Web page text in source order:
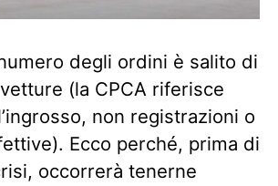
degli ordini è salito di
(la CPCA riferisce
non registrazioni o
Ecco perché, prima di
occorrerà tenerne